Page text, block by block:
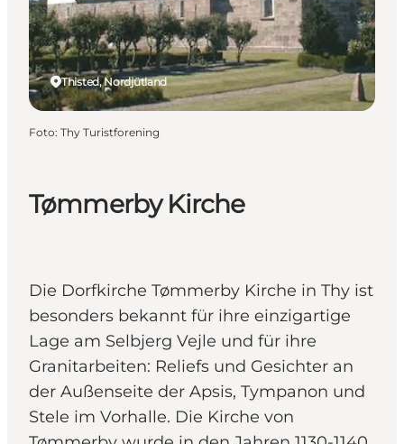
Mach deine Urlaubsplanung
Tømmerby Kirche
Die Dorfkirche Tømmerby Kirche in Thy ist
besonders bekannt für ihre einzigartige
Lage am Selbjerg Vejle und für ihre
Granitarbeiten: Reliefs und Gesichter an
der Außenseite der Apsis, Tympanon und
Stele im Vorhalle. Die Kirche von
Thisted, Nordjütland
Foto: Thy Turistforening